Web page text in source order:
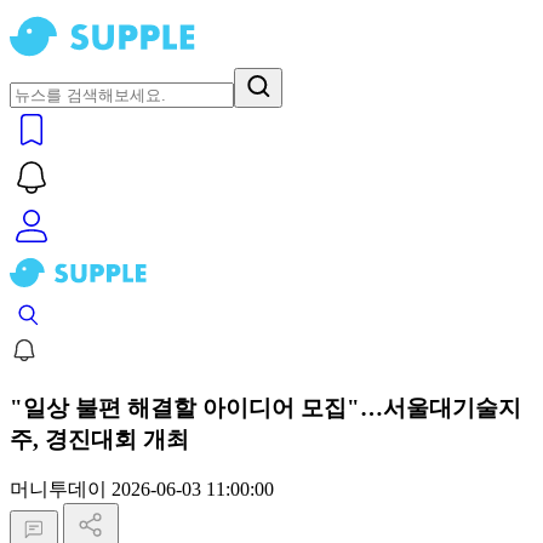
"일상 불편 해결할 아이디어 모집"…서울대기술지
주, 경진대회 개최
머니투데이 2026-06-03 11:00:00